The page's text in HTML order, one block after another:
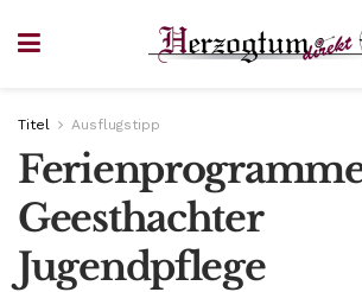
Titel Ausflugstipp
Geesthachter
Jugendpflege